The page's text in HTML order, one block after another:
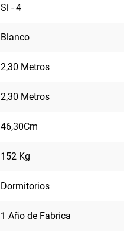
Si - 4
Blanco
2,30 Metros
2,30 Metros
46,30Cm
152 Kg
Dormitorios
1 Año de Fabrica